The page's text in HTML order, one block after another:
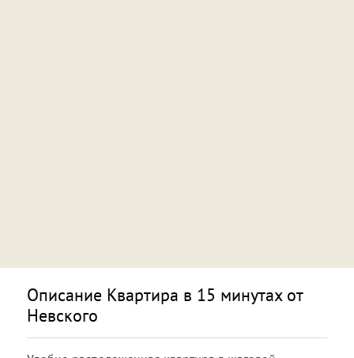
Описание Квартира в 15 минутах от
Невского